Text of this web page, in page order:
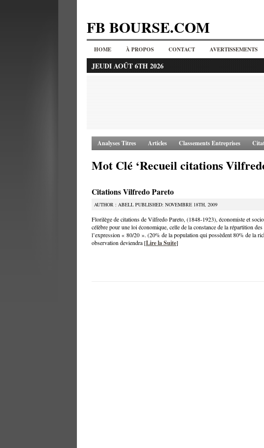
FB BOURSE.COM
HOME À PROPOS CONTACT AVERTISSEMENTS
JEUDI AOÛT 6TH 2026
Analyses Titres Articles Classements Entreprises
Mot Clé ‘Recueil citations
Citations Vilfredo Pareto
AUTHOR : ABELL PUBLISHED: NOVEMBRE 18TH, 2009
Florilège de citations de Vilfredo Pareto, (1848-1923), économiste et
célèbre pour une loi économique, celle de la constance de la répartition
l’expression « 80/20 ». (20% de la population qui possèdent 80% de la
observation deviendra [Lire la Suite]